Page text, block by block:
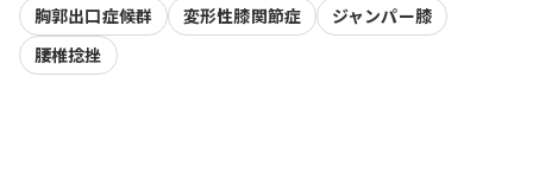
胸郭出口症候群
変形性膝関節症
ジャンパー膝
腰椎捻挫